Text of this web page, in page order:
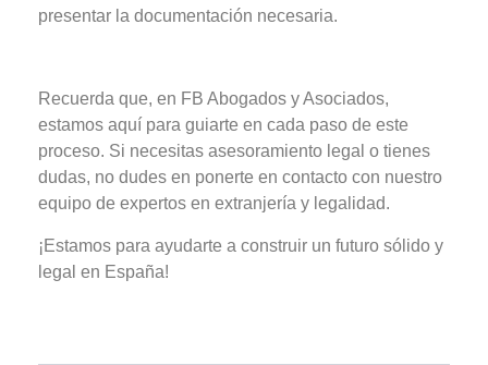
presentar la documentación necesaria.
Recuerda que, en FB Abogados y Asociados,
estamos aquí para guiarte en cada paso de este
proceso. Si necesitas asesoramiento legal o tienes
dudas, no dudes en ponerte en contacto con nuestro
equipo de expertos en extranjería y legalidad.
¡Estamos para ayudarte a construir un futuro sólido y
legal en España!